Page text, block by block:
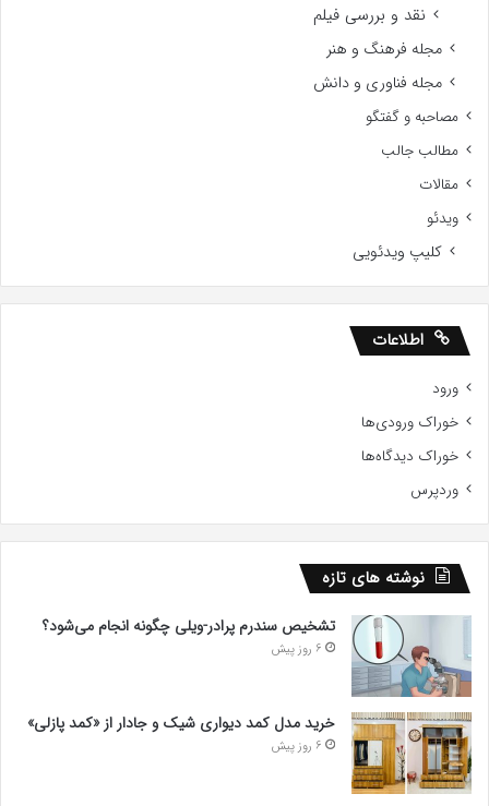
نقد و بررسی فیلم
مجله فرهنگ و هنر
مجله فناوری و دانش
مصاحبه و گفتگو
مطالب جالب
مقالات
ویدئو
کلیپ ویدئویی
اطلاعات
ورود
خوراک ورودی‌ها
خوراک دیدگاه‌ها
وردپرس
نوشته های تازه
تشخیص سندرم پرادر-ویلی چگونه انجام می‌شود؟
6 روز پیش
خرید مدل کمد دیواری شیک و جادار از «کمد پازلی»
6 روز پیش